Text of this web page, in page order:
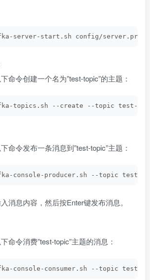
server-start.sh config/
命令创建一个名为”test-topic”的主题：
topics.sh --create --topic test-
命令发布一条消息到”test-topic”主题：
console-producer.sh --topic test-
消息内容，然后按Enter键发布消息。
命令消费”test-topic”主题的消息：
console-consumer.sh --topic test-